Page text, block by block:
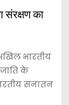
संरक्षण का
भारतीय
के
सनातन